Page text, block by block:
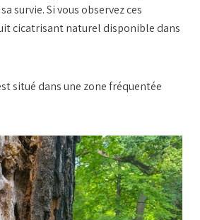
survie. Si vous observez ces
cicatrisant naturel disponible dans
situé dans une zone fréquentée